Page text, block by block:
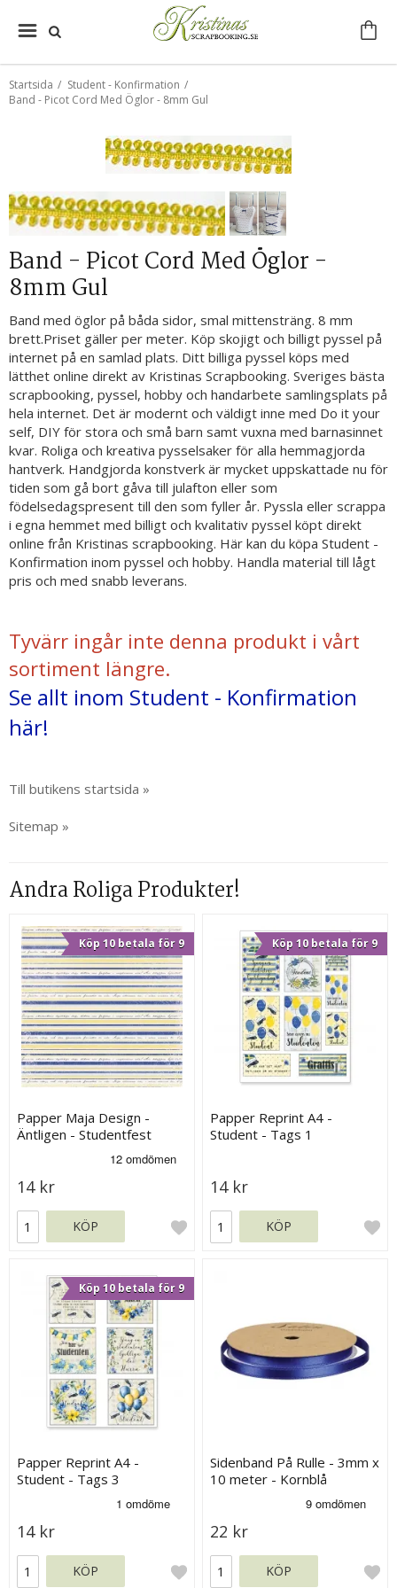
Startsida / Student - Konfirmation /
Band - Picot Cord Med Öglor - 8mm Gul
Band - Picot Cord Med Öglor -
8mm Gul
Band med öglor på båda sidor, smal mittensträng. 8 mm
brett.Priset gäller per meter. Köp skojigt och billigt pyssel på
internet på en samlad plats. Ditt billiga pyssel köps med
lätthet online direkt av Kristinas Scrapbooking. Sveriges bästa
scrapbooking, pyssel, hobby och handarbete samlingsplats på
hela internet. Det är modernt och väldigt inne med Do it your
self, DIY för stora och små barn samt vuxna med barnasinnet
kvar. Roliga och kreativa pysselsaker för alla hemmagjorda
hantverk. Handgjorda konstverk är mycket uppskattade nu för
tiden som gå bort gåva till julafton eller som
födelsedagspresent till den som fyller år. Pyssla eller scrappa
i egna hemmet med billigt och kvalitativ pyssel köpt direkt
online från Kristinas scrapbooking. Här kan du köpa Student -
Konfirmation inom pyssel och hobby. Handla material till lågt
pris och med snabb leverans.
Tyvärr ingår inte denna produkt i vårt
sortiment längre.
Se allt inom Student - Konfirmation
här!
Till butikens startsida »
Sitemap »
Andra Roliga Produkter!
Köp 10 betala för 9
Papper Maja Design -
Äntligen - Studentfest
14 kr
KÖP
Köp 10 betala för 9
Papper Reprint A4 -
Student - Tags 1
14 kr
KÖP
Köp 10 betala för 9
Papper Reprint A4 -
Student - Tags 3
14 kr
KÖP
Sidenband På Rulle - 3mm x
10 meter - Kornblå
22 kr
KÖP